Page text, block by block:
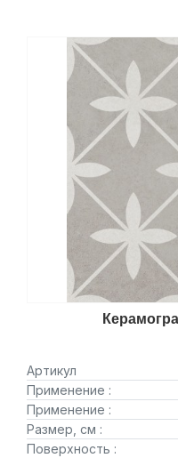
Артикул
Применение :
Применение :
Размер, см :
Поверхность :